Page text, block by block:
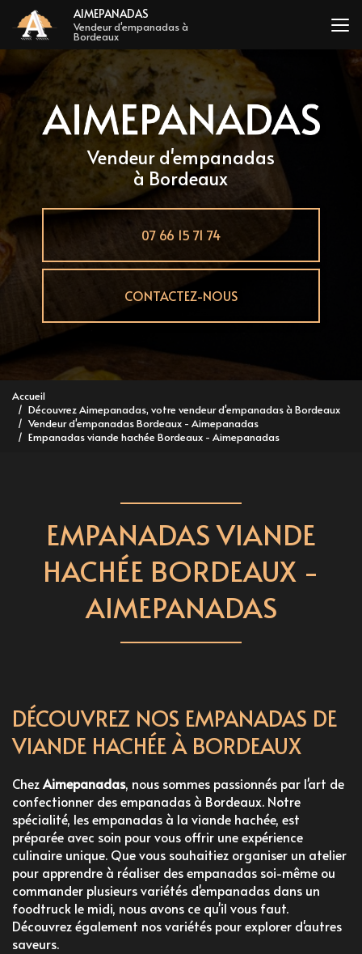
au
contenu
principal
AIMEPANADAS
Vendeur d'empanadas à
Bordeaux
Vendeur d'empanadas
à Bordeaux
07 66 15 71 74
CONTACTEZ-NOUS
Accueil
Découvrez Aimepanadas, votre vendeur d'empanadas à Bordeaux
Vendeur d'empanadas Bordeaux - Aimepanadas
Empanadas viande hachée Bordeaux - Aimepanadas
EMPANADAS VIANDE
HACHÉE BORDEAUX -
AIMEPANADAS
DÉCOUVREZ NOS EMPANADAS DE
VIANDE HACHÉE À BORDEAUX
ChezAimepanadas, nous sommes passionnés par l'art de
confectionner desempanadas à Bordeaux. Notre
spécialité, les empanadas à la viande hachée, est
préparée avec soin pour vous offrir une expérience
culinaire unique. Que vous souhaitiez organiser un atelier
pour apprendre à réaliser des empanadas soi-même ou
commander plusieurs variétés d'empanadas dans un
foodtruck le midi, nous avons ce qu'il vous faut.
Découvrez également nos variétés pour explorer d'autres
saveurs.